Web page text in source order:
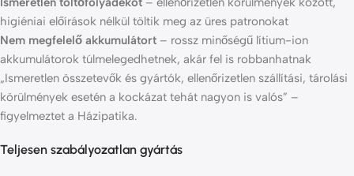
higiéniai előírások nélkül töltik meg az üres patronokat
Nem megfelelő akkumulátort – rossz minőségű lítium-ion
akkumulátorok túlmelegedhetnek, akár fel is robbanhatnak
„Ismeretlen összetevők és gyártók, ellenőrizetlen szállítási, tárolási
körülmények esetén a kockázat tehát nagyon is valós” –
figyelmeztet a Házipatika.
Teljesen szabályozatlan gyártás